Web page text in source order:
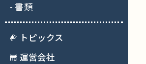
書類
トピックス
運営会社